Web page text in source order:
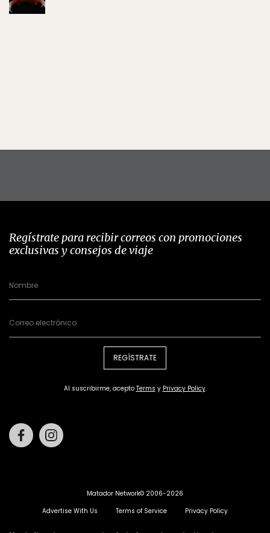
Regístrate para recibir correos con promociones
exclusivas y consejos de viaje
REGÍSTRATE
Al suscribirme, acepto Terms y Privacy Policy.
Facebook
Matador Network© 2006-2026
Advertise With Us
Terms of Service Privacy Policy